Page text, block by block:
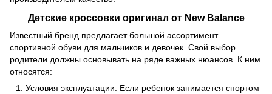
Детские кроссовки оригинал от New Balance
Известный бренд предлагает большой ассортимент
спортивной обуви для мальчиков и девочек. Свой выбор
родители должны основывать на ряде важных нюансов. К ним
относятся:
Условия эксплуатации. Если ребенок занимается спортом